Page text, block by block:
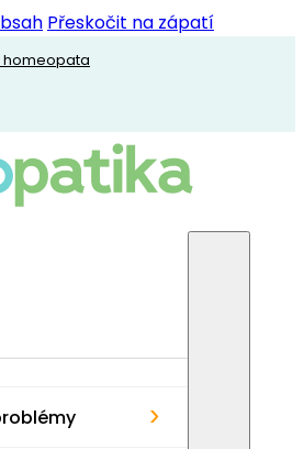
Přeskočit na zápatí
homeopata
›